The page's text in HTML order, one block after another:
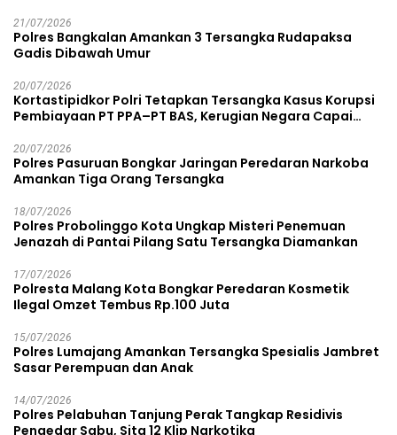
21/07/2026
Polres Bangkalan Amankan 3 Tersangka Rudapaksa
Gadis Dibawah Umur
20/07/2026
Kortastipidkor Polri Tetapkan Tersangka Kasus Korupsi
Pembiayaan PT PPA–PT BAS, Kerugian Negara Capai
20/07/2026
Polres Pasuruan Bongkar Jaringan Peredaran Narkoba
Amankan Tiga Orang Tersangka
18/07/2026
Polres Probolinggo Kota Ungkap Misteri Penemuan
Jenazah di Pantai Pilang Satu Tersangka Diamankan
17/07/2026
Polresta Malang Kota Bongkar Peredaran Kosmetik
Ilegal Omzet Tembus Rp.100 Juta
15/07/2026
Polres Lumajang Amankan Tersangka Spesialis Jambret
Sasar Perempuan dan Anak
14/07/2026
Polres Pelabuhan Tanjung Perak Tangkap Residivis
Pengedar Sabu, Sita 12 Klip Narkotika